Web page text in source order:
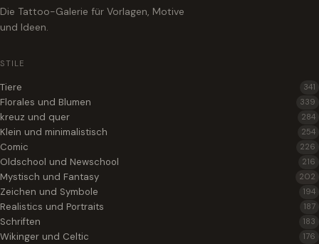
Die Tattoo-Galerie für Vorlagen, Motive
und Ideen.
STILE
Tiere 341
Florales und Blumen 339
kreuz und quer 284
Klein und minimalistisch 254
Comic 226
Oldschool und Newschool 216
Mystisch und Fantasy 202
Zeichen und Symbole 194
Realistics und Portraits 187
Schriften 183
Wikinger und Celtic 176